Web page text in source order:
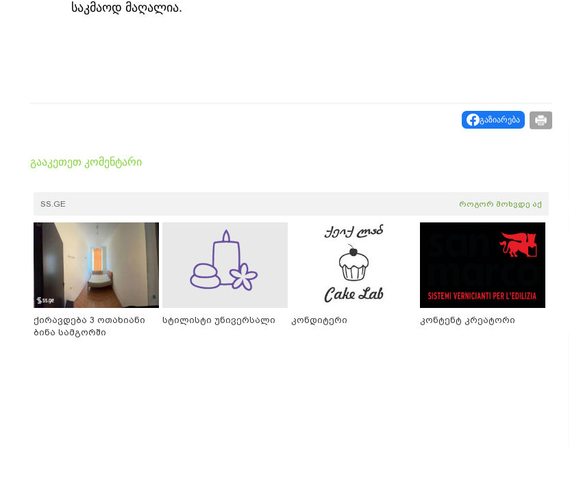
საკმაოდ მაღალია.
გაზიარება
გააკეთეთ კომენტარი
SS.GE როგორ მოხვდე აქ
ქირავდება 3 ოთახიანი
ბინა სამგორში
სტილისტი უნივერსალი კონდიტერი კონტენტ კრეატორი